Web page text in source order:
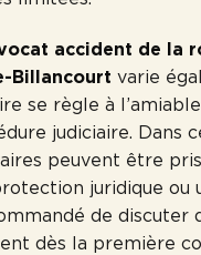
accident de la
Billancourt varie
se règle à
judiciaire. Dans
peuvent être
juridique ou
de discuter
dès la première